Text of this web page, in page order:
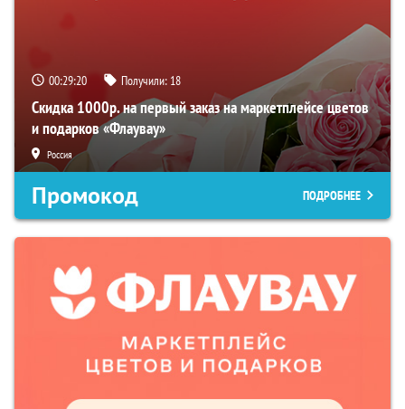
00:29:19 Получили: 18
Скидка 1000р. на первый заказ на маркетплейсе цветов
и подарков «Флаувау»
Россия
Промокод ПОДРОБНЕЕ